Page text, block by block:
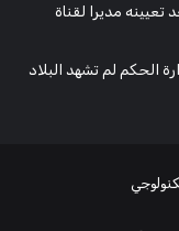
مديرا لقناة
الحكم لم تشهد البلاد